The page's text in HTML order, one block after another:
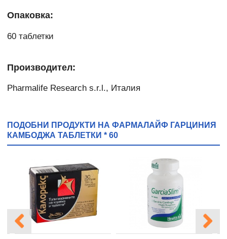
Опаковка:
60 таблетки
Производител:
Pharmalife Research s.r.l., Италия
ПОДОБНИ ПРОДУКТИ НА ФАРМАЛАЙФ ГАРЦИНИЯ
КАМБОДЖА ТАБЛЕТКИ * 60